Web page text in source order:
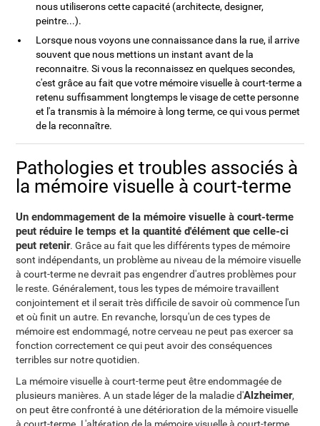
nous utiliserons cette capacité (architecte, designer,
peintre...).
Lorsque nous voyons une connaissance dans la rue, il arrive
souvent que nous mettions un instant avant de la
reconnaitre. Si vous la reconnaissez en quelques secondes,
c'est grâce au fait que votre mémoire visuelle à court-terme a
retenu suffisamment longtemps le visage de cette personne
et l'a transmis à la mémoire à long terme, ce qui vous permet
de la reconnaître.
Pathologies et troubles associés à
la mémoire visuelle à court-terme
Un endommagement de la mémoire visuelle à court-terme
peut réduire le temps et la quantité d'élément que celle-ci
peut retenir. Grâce au fait que les différents types de mémoire
sont indépendants, un problème au niveau de la mémoire visuelle
à court-terme ne devrait pas engendrer d'autres problèmes pour
le reste. Généralement, tous les types de mémoire travaillent
conjointement et il serait très difficile de savoir où commence l'un
et où finit un autre. En revanche, lorsqu'un de ces types de
mémoire est endommagé, notre cerveau ne peut pas exercer sa
fonction correctement ce qui peut avoir des conséquences
terribles sur notre quotidien.
La mémoire visuelle à court-terme peut être endommagée de
plusieurs manières. A un stade léger de la maladie d'Alzheimer,
on peut être confronté à une détérioration de la mémoire visuelle